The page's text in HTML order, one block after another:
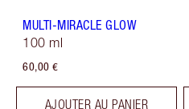
MULTI-MIRACLE GLOW
100 ml
60,00 €
AJOUTER AU PANIER